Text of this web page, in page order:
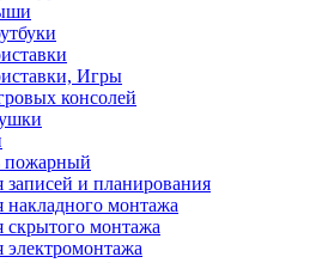
Игры
консолей
пожарный
записей и планирования
накладного монтажа
скрытого монтажа
электромонтажа